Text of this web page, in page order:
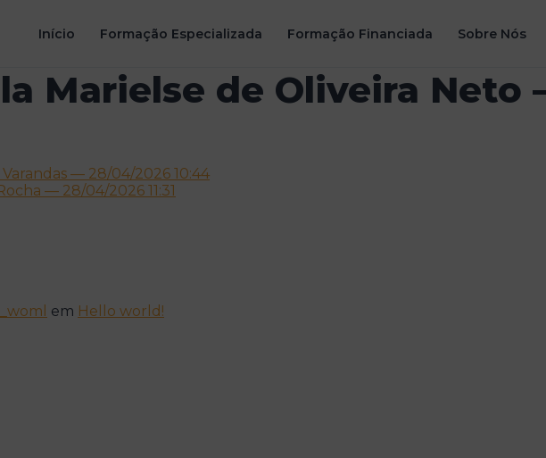
Início Formação Especializada Formação Financiada Sobre Nós
Marielse de Oliveira Neto
— 28/04/2026 10:44
— 28/04/2026 11:31
em Hello world!